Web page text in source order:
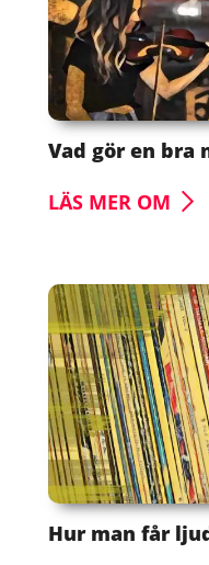
Vad gör en bra
LÄS MER OM
Hur man får